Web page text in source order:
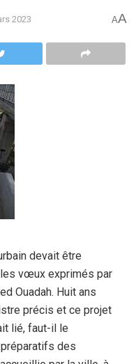
2023 AA
devait être
vœux exprimés par
Ouadah. Huit ans
précis et ce projet
lié, faut-il le
des